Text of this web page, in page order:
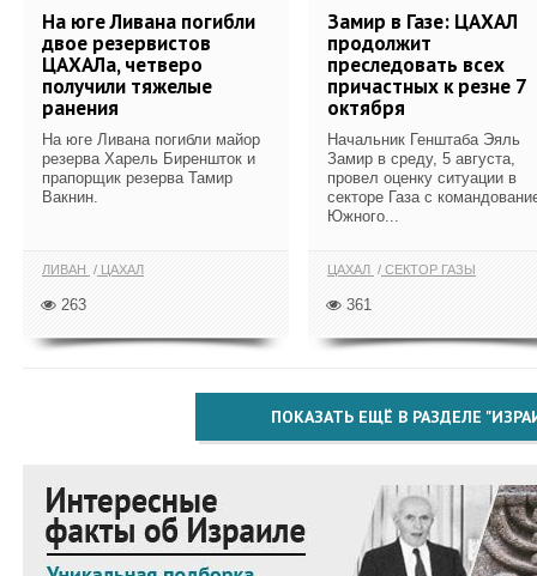
На юге Ливана погибли
двое резервистов
ЦАХАЛа, четверо
получили тяжелые
ранения
На юге Ливана погибли майор
резерва Харель Биреншток и
прапорщик резерва Тамир
Вакнин.
ЛИВАН ЦАХАЛ
263
Замир в Газе: ЦАХАЛ
продолжит
преследовать всех
причастных к резне 7
октября
Начальник Генштаба Эяль
Замир в среду, 5 августа,
провел оценку ситуации в
секторе Газа с
Южного...
ЦАХАЛ СЕКТОР ГАЗЫ
361
ПОКАЗАТЬ ЕЩЁ В РАЗДЕЛЕ